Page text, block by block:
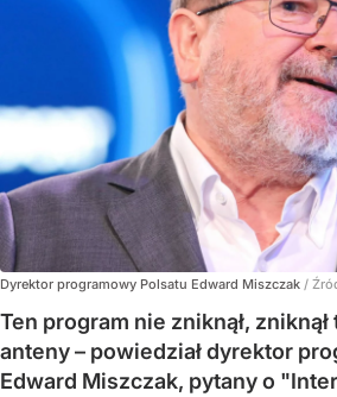
Dyrektor programowy Polsatu Edward Miszczak /
Ten program nie zniknął,
anteny – powiedział dyrektor
Edward Miszczak, pytany o